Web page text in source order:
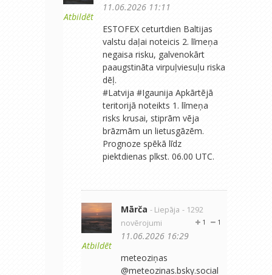
Atbildēt
11.06.2026 11:11
ESTOFEX ceturtdien Baltijas
valstu daļai noteicis 2. līmeņa
negaisa risku, galvenokārt
paaugstināta virpuļviesuļu riska
dēļ.
#Latvija #Igaunija Apkārtējā
teritorijā noteikts 1. līmeņa
risks krusai, stiprām vēja
brāzmām un lietusgāzēm.
Prognoze spēkā līdz
piektdienas plkst. 06.00 UTC.
Atbildēt
Mārča - Liepāja - 1292
novērojumi
1
1
11.06.2026 16:29
‪meteoziņas‬
‪@meteozinas.bsky.social‬